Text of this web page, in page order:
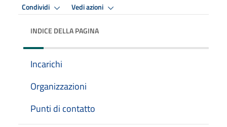
Condividi Vedi azioni
INDICE DELLA PAGINA
Incarichi
Organizzazioni
Punti di contatto